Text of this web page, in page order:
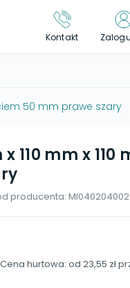
Kontakt
50 mm prawe szary
mm x 110
producenta:
Cena hurtowa: od 23,55 zł